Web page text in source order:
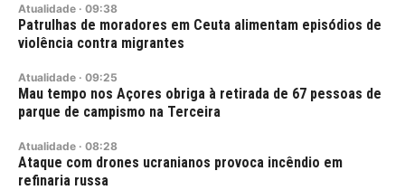
Atualidade · 09:38
Patrulhas de moradores em Ceuta alimentam episódios de
violência contra migrantes
Atualidade · 09:25
Mau tempo nos Açores obriga à retirada de 67 pessoas de
parque de campismo na Terceira
Atualidade · 08:28
Ataque com drones ucranianos provoca incêndio em
refinaria russa